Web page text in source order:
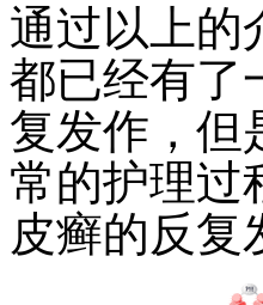
通过以上的
都已经有了
复发作，但
常的护理过
皮癣的反复